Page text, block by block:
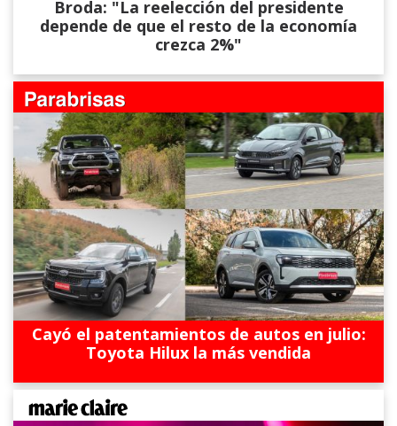
Broda: "La reelección del presidente
depende de que el resto de la economía
crezca 2%"
Cayó el patentamientos de autos en julio:
Toyota Hilux la más vendida